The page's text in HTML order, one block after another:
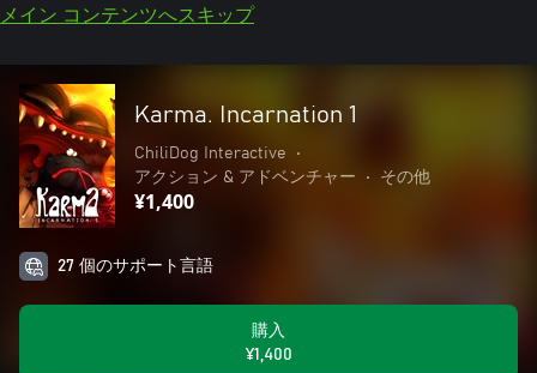
メイン コンテンツへスキップ
Karma. Incarnation 1
ChiliDog Interactive
•
アクション & アドベンチャー
• その他
¥1,400
27 個のサポート言語
購入
¥1,400